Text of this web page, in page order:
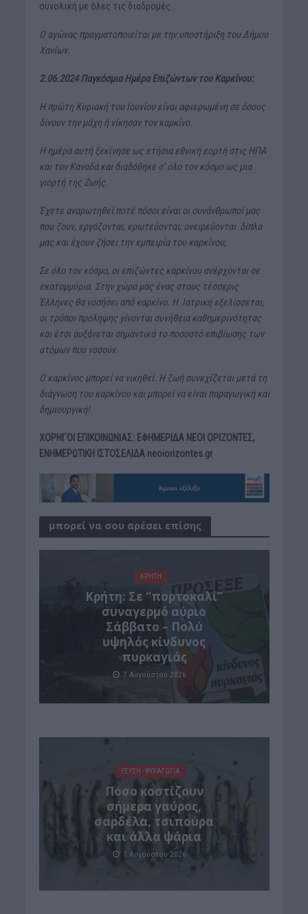
συνολική με όλες τις διαδρομές.
Ο αγώνας πραγματοποιείται με την υποστήριξη του Δήμου
Χανίων.
2.06.2024 Παγκόσμια Ημέρα Επιζώντων του Καρκίνου:
H πρώτη Κυριακή του Ιουνίου είναι αφιερωμένη σε όσους
δίνουν την μάχη ή νίκησαν τον καρκίνο.
Η ημέρα αυτή ξεκίνησε ως ετήσια εθνική εορτή στις ΗΠΑ
και τον Καναδά και διαδόθηκε σ’ όλο τον κόσμο ως μια
γιορτή της Ζωής.
Έχετε αναρωτηθεί ποτέ πόσοι είναι οι συνάνθρωποί μας
που ζουν, εργάζονται, ερωτεύονται, ονειρεύονται δίπλα
μας και έχουν ζήσει την εμπειρία του καρκίνου;
Σε όλο τον κόσμο, οι επιζώντες καρκίνου ανέρχονται σε
εκατομμύρια. Στην χώρα μας ένας στους τέσσερις
Έλληνες θα νοσήσει από καρκίνο. Η Ιατρική εξελίσσεται,
οι τρόποι πρόληψης γίνονται συνήθεια καθημερινότητας
και έτσι αυξάνεται σημαντικά το ποσοστό επιβίωσης των
ατόμων που νοσούν.
Ο καρκίνος μπορεί να νικηθεί. Η ζωή συνεχίζεται μετά τη
διάγνωση του καρκίνου και μπορεί να είναι παραγωγική και
δημιουργική!
ΧΟΡΗΓΟΙ ΕΠΙΚΟΙΝΩΝΙΑΣ: ΕΦΗΜΕΡΙΔΑ ΝΕΟΙ ΟΡΙΖΟΝΤΕΣ,
ΕΝΗΜΕΡΩΤΙΚΗ ΙΣΤΟΣΕΛΙΔΑ neoiorizontes.gr
μπορεί να σου αρέσει επίσης
ΚΡΗΤΗ
Κρήτη: Σε “πορτοκαλί”
συναγερμό αύριο
Σάββατο – Πολύ
υψηλός κίνδυνος
πυρκαγιάς
7 Αυγούστου 2026
ΓΕΎΣΗ - ΨΥΧΑΓΩΓΊΑ
Πόσο κοστίζουν
σήμερα γαύρος,
σαρδέλα, τσιπούρα
και άλλα ψάρια
7 Αυγούστου 2026